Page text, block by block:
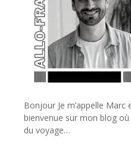
Bonjour Je m’appelle
bienvenue sur mon blog
du voyage…